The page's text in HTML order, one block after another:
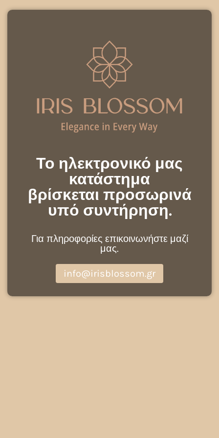
Το ηλεκτρονικό μας
κατάστημα
βρίσκεται προσωρινά
υπό συντήρηση.
Για πληροφορίες επικοινωνήστε μαζί
μας.
info@irisblossom.gr